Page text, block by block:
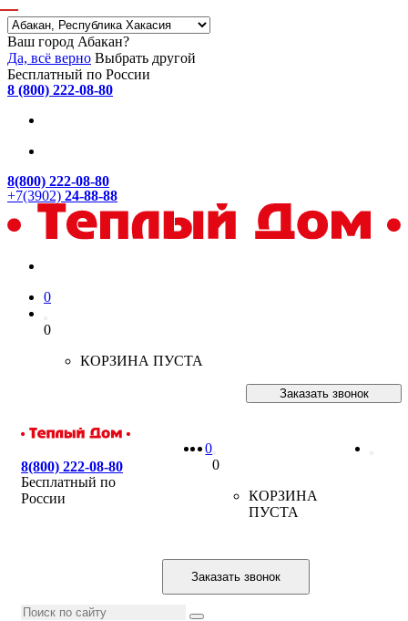
Ваш город Абакан?
Да, всё верно Выбрать другой
Бесплатный по России
8 (800) 222-08-80
8(800) 222-08-80
+7(3902) 24-88-88
0
0
КОРЗИНА ПУСТА
Заказать звонок
8(800) 222-08-80
Бесплатный по
России
0
0
КОРЗИНА
ПУСТА
Заказать звонок